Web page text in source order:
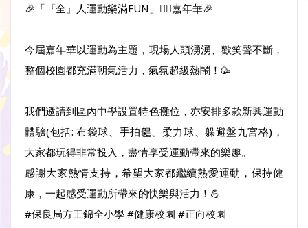
🎉「『全』人運動樂滿FUN」🏃‍♀️嘉年華🎉
今屆嘉年華以運動為主題，現場人頭湧湧、歡笑聲不斷，
整個校園都充滿朝氣活力，氣氛超級熱鬧！🥳
我們邀請到區內中學設置特色攤位，亦安排多款新興運動
體驗(包括: 布袋球、手拍毽、柔力球、躲避盤九宮格)，
大家都玩得非常投入，盡情享受運動帶來的樂趣。
感謝大家熱情支持，希望大家都繼續熱愛運動，保持健
康，一起感受運動所帶來的快樂與活力！💪
#保良局方王錦全小學 #健康校園 #正向校園